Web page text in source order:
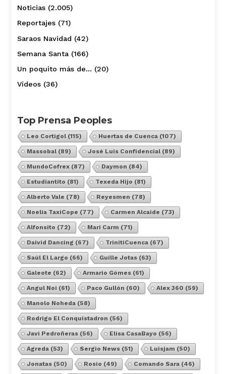
Noticias(2.005)
Reportajes(71)
Saraos Navidad (42)
Semana Santa(166)
Un poquito más de… (20)
Vídeos(36)
Top Prensa Peoples
Leo Cortigol(115) Huertas de Cuenca(107)
Massobal(89) José Luis Confidencial(89)
MundoCofrex(87) Daymon (84)
Estudiantito (81) Texeda Hijo (81)
Alberto Vale (78) Reyesmen (78)
Noelia TaxiCope (77) Carmen Alcaide (73)
Alfonsito (72) Mari Carm (71)
Daivid Dancing (67) TrinitiCuenca(67)
Saúl El Largo (66) Guille Jotas(63)
Galeote (62) Armario Gómes(61)
Angul Noi (61) Paco Gullón (60) Alex 360 (59)
Manolo Noheda(58)
Rodrigo El Conquistadron (56)
Javi Pedroñeras(56) Elisa CasaBayo (56)
Agreda(53) Sergio News(51) Luisjam (50)
Jonatas(50) Rosio (49) Comando Sara(46)